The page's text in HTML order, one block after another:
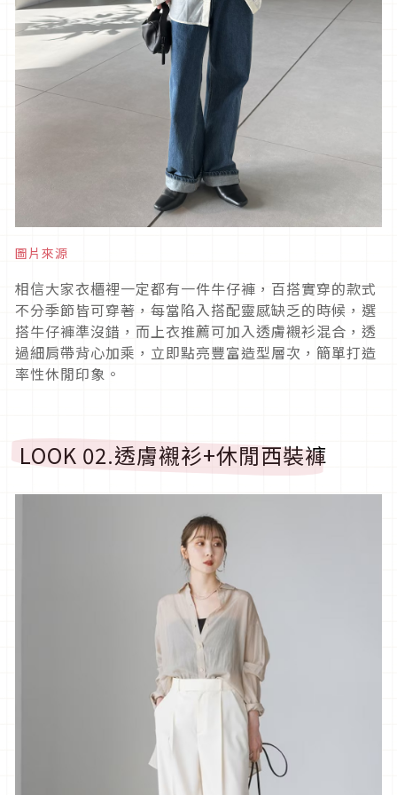
圖片來源
相信大家衣櫃裡一定都有一件牛仔褲，百搭實穿的款式
不分季節皆可穿著，每當陷入搭配靈感缺乏的時候，選
搭牛仔褲準沒錯，而上衣推薦可加入透膚襯衫混合，透
過細肩帶背心加乘，立即點亮豐富造型層次，簡單打造
率性休閒印象。
LOOK 02.透膚襯衫+休閒西裝褲